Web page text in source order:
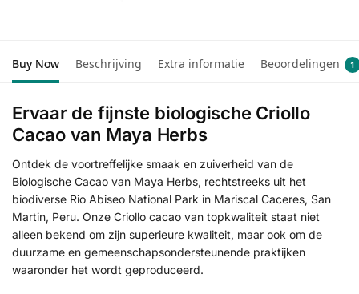
Buy Now Beschrijving Extra informatie Beoordelingen 1
Ervaar de fijnste biologische Criollo
Cacao van Maya Herbs
Ontdek de voortreffelijke smaak en zuiverheid van de
Biologische Cacao van Maya Herbs, rechtstreeks uit het
biodiverse Rio Abiseo National Park in Mariscal Caceres, San
Martin, Peru. Onze Criollo cacao van topkwaliteit staat niet
alleen bekend om zijn superieure kwaliteit, maar ook om de
duurzame en gemeenschapsondersteunende praktijken
waaronder het wordt geproduceerd.